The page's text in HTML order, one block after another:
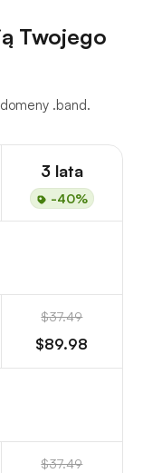
Twojego
.band.
3 lata
-40%
$37.49
$89.98
$37.49